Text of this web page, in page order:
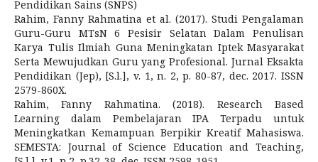
Pendidikan Sains (SNPS)
Rahim, Fanny Rahmatina et al. (2017). Studi Pengalaman
Guru-Guru MTsN 6 Pesisir Selatan Dalam Penulisan
Karya Tulis Ilmiah Guna Meningkatan Iptek Masyarakat
Serta Mewujudkan Guru yang Profesional. Jurnal Eksakta
Pendidikan (Jep), [S.l.], v. 1, n. 2, p. 80-87, dec. 2017. ISSN
2579-860X.
Rahim, Fanny Rahmatina. (2018). Research Based
Learning dalam Pembelajaran IPA Terpadu untuk
Meningkatkan Kemampuan Berpikir Kreatif Mahasiswa.
SEMESTA: Journal of Science Education and Teaching,